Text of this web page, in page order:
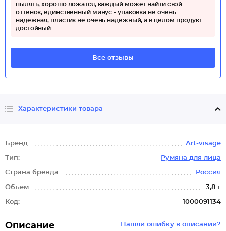
пылять, хорошо ложатся, каждый может найти свой
оттенок, единственный минус - упаковка не очень
надежная, пластик не очень надежный, а в целом продукт
достойный.
Все отзывы
Характеристики товара
Бренд: Art-visage
Тип: Румяна для лица
Страна бренда: Россия
Объем: 3,8 г
Код: 1000091134
Нашли ошибку в описании?
Описание